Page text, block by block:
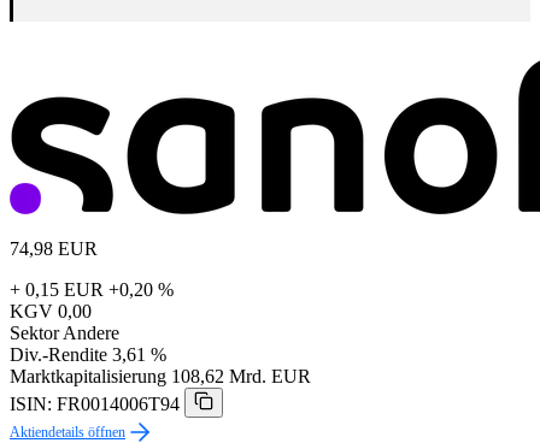
74,98 EUR
+ 0,15 EUR +0,20 %
KGV 0,00
Sektor Andere
Div.-Rendite 3,61 %
Marktkapitalisierung 108,62 Mrd. EUR
ISIN: FR0014006T94
Aktiendetails öffnen